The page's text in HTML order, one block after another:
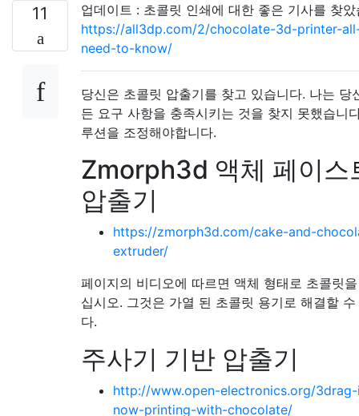
11
업데이트 : 초콜릿 인쇄에 대한 좋은 기사를 찾
https://all3dp.com/2/chocolate-3d-printer-
need-to-know/
당신은 초콜릿 압출기를 찾고 있습니다. 나는 당
든 요구 사항을 충족시키는 것을 찾지 못했습니
루션을 조정해야합니다.
Zmorph3d 액체 페이스
압출기
https://zmorph3d.com/cake-and-
extruder/
페이지의 비디오에 따르면 액체 형태로 초콜릿
십시오. 그것은 가열 된 초콜릿 용기로 해결할
다.
주사기 기반 압출기
http://www.open-electronics.org/
now-printing-with-chocolate/